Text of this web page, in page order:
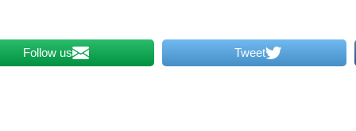
Tweet
Follow us